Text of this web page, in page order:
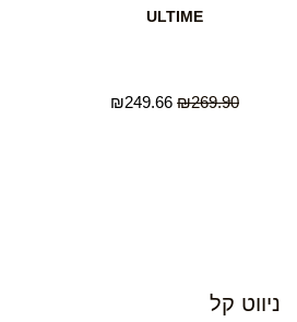
ULTIME
₪269.90
₪249.66
ניווט קל